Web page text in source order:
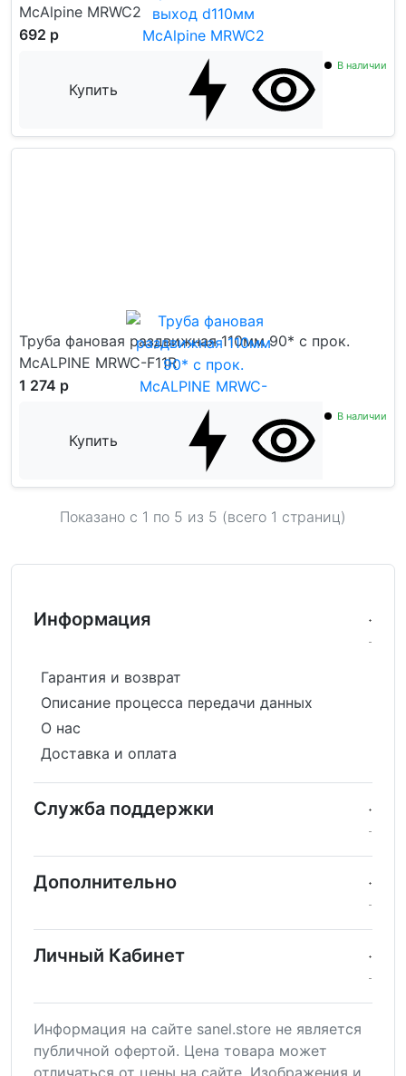
McAlpine MRWC2
692 р
Купить
В наличии
Труба фановая раздвижная 110мм 90* с прок.
McALPINE MRWC-F11R
1 274 р
Купить
В наличии
Показано с 1 по 5 из 5 (всего 1 страниц)
Информация
Гарантия и возврат
Описание процесса передачи данных
О нас
Доставка и оплата
Служба поддержки
Дополнительно
Личный Кабинет
Информация на сайте sanel.store не является
публичной офертой. Цена товара может